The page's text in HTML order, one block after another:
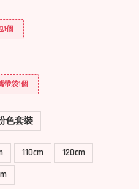
1個
帶袋1個
色套裝
110cm
120cm